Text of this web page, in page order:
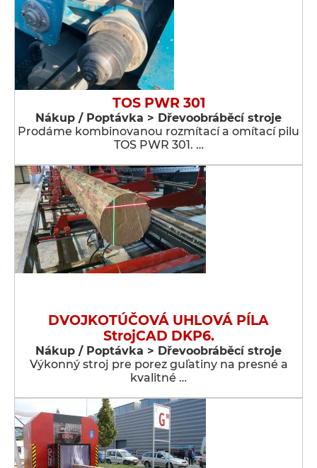
TOS PWR 301
Nákup / Poptávka > Dřevoobráběcí stroje
Prodáme kombinovanou rozmítací a omítací pilu
TOS PWR 301. …
DVOJKOTÚČOVÁ UHLOVÁ PÍLA
StrojCAD DKP6.
Nákup / Poptávka > Dřevoobráběcí stroje
Výkonný stroj pre porez guľatiny na presné a
kvalitné …